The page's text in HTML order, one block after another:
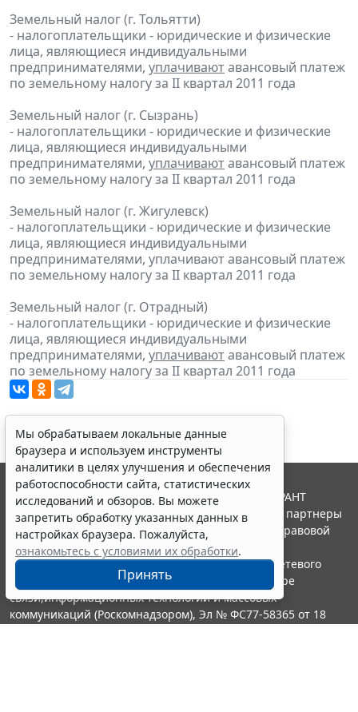
Земельный налог (г. Тольятти)
- налогоплательщики - юридические и физические
лица, являющиеся индивидуальными
предпринимателями, уплачиваютавансовый платеж
по земельному налогу за II квартал 2011 года
Земельный налог (г. Сызрань)
- налогоплательщики - юридические и физические
лица, являющиеся индивидуальными
предпринимателями, уплачиваютавансовый платеж
по земельному налогу за II квартал 2011 года
Земельный налог (г. Жигулевск)
- налогоплательщики - юридические и физические
лица, являющиеся индивидуальными
предпринимателями, уплачивают авансовый платеж
по земельному налогу за II квартал 2011 года
Земельный налог (г. Отрадный)
- налогоплательщики - юридические и физические
лица, являющиеся индивидуальными
предпринимателями, уплачиваютавансовый платеж
по земельному налогу за II квартал 2011 года
Мы обрабатываем локальные данные
браузера и используем инструменты
аналитики в целях улучшения и обеспечения
работоспособности сайта, статистических
исследований и обзоров. Вы можете
запретить обработку указанных данных в
настройках браузера. Пожалуйста,
ознакомьтесь с условиями их обработки.
Принять
© ООО "НПП "ГАРАНТ-СЕРВИС", 2026. Система ГАРАНТ
выпускается с 1990 года. Компания "Гарант" и ее партнеры
являются участниками Российской ассоциации правовой
информации ГАРАНТ.
Портал ГАРАНТ.РУ зарегистрирован в качестве сетевого
издания Федеральной службой по надзору в сфере
связи,информационных технологий и массовых
коммуникаций (Роскомнадзором), Эл № ФС77-58365 от 18